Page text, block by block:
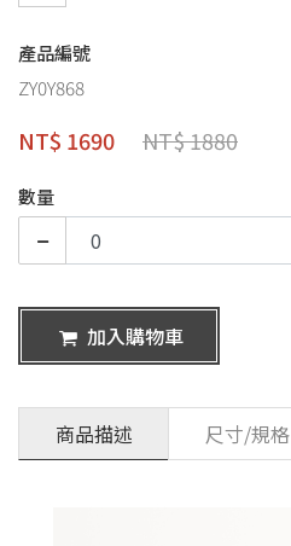
產品編號
ZY0Y868
NT$ 1690 NT$ 1880
數量
加入購物車
商品描述 尺寸/規格